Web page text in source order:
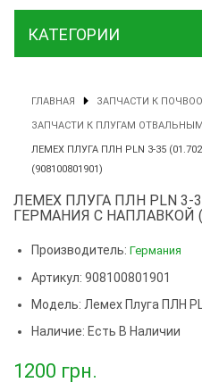
КАТЕГОРИИ
ГЛАВНАЯ ЗАПЧАСТИ К
ЗАПЧАСТИ К ПЛУГАМ ОТВАЛЬНЫМ
ЛЕМЕХ ПЛУГА ПЛН PLN 3-35
(908100801901)
ЛЕМЕХ ПЛУГА ПЛН PLN 3-
ГЕРМАНИЯ С НАПЛАВКОЙ
Производитель: Германия
Артикул: 908100801901
Модель: Лемех Плуга ПЛН
Наличие: Есть В Наличии
1200 грн.